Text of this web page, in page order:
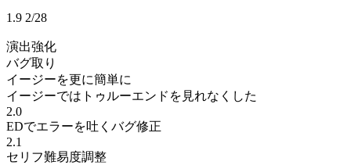
1.9 2/28
演出強化
バグ取り
イージーを更に簡単に
イージーではトゥルーエンドを見れなくした
2.0
EDでエラーを吐くバグ修正
2.1
セリフ難易度調整